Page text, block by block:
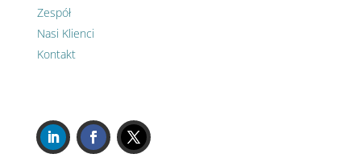
Zespół
Nasi Klienci
Kontakt